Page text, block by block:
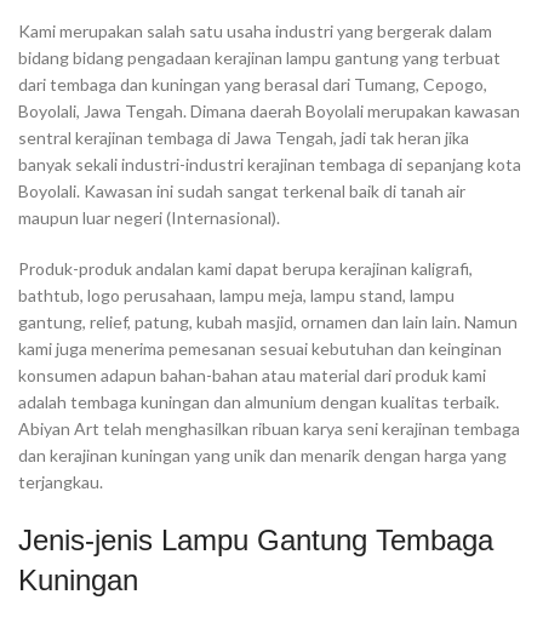
Kami merupakan salah satu usaha industri yang bergerak dalam
bidang bidang pengadaan kerajinan lampu gantung yang terbuat
dari tembaga dan kuningan yang berasal dari Tumang, Cepogo,
Boyolali, Jawa Tengah. Dimana daerah Boyolali merupakan kawasan
sentral kerajinan tembaga di Jawa Tengah, jadi tak heran jika
banyak sekali industri-industri kerajinan tembaga di sepanjang kota
Boyolali. Kawasan ini sudah sangat terkenal baik di tanah air
maupun luar negeri (Internasional).
Produk-produk andalan kami dapat berupa kerajinan kaligrafi,
bathtub, logo perusahaan, lampu meja, lampu stand, lampu
gantung, relief, patung, kubah masjid, ornamen dan lain lain. Namun
kami juga menerima pemesanan sesuai kebutuhan dan keinginan
konsumen adapun bahan-bahan atau material dari produk kami
adalah tembaga kuningan dan almunium dengan kualitas terbaik.
Abiyan Art telah menghasilkan ribuan karya seni kerajinan tembaga
dan kerajinan kuningan yang unik dan menarik dengan harga yang
terjangkau.
Jenis-jenis Lampu Gantung Tembaga
Kuningan